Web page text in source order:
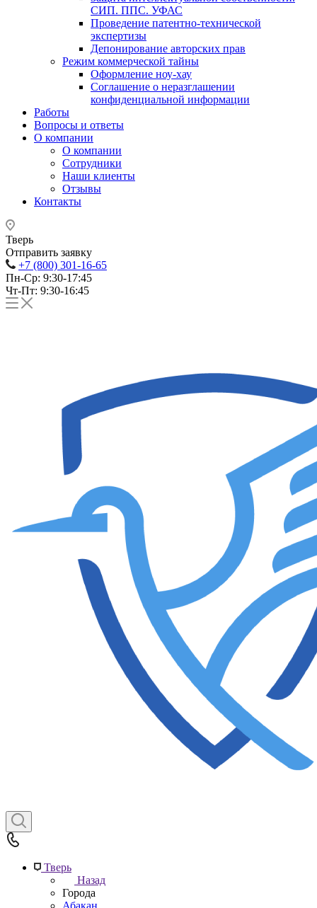
СИП. ППС. УФАС
Проведение патентно-технической
экспертизы
Депонирование авторских прав
Режим коммерческой тайны
Оформление ноу-хау
Соглашение о неразглашении
конфиденциальной информации
Работы
Вопросы и ответы
О компании
О компании
Сотрудники
Наши клиенты
Отзывы
Контакты
Тверь
Отправить заявку
+7 (800) 301-16-65
Пн-Ср: 9:30-17:45
Чт-Пт: 9:30-16:45
Тверь
Назад
Города
Абакан